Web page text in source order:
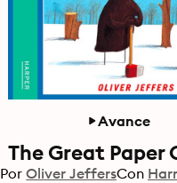
Avance
The Great Paper
Por Oliver JeffersCon